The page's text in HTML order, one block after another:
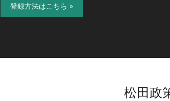
登録方法はこちら »
松田政